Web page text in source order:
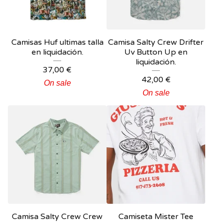
Camisas Huf ultimas talla
en liquidación.
37,00 €
On sale
Camisa Salty Crew Drifter
Uv Button Up en
liquidación.
42,00 €
On sale
Camisa Salty Crew Crew
Camiseta Mister Tee